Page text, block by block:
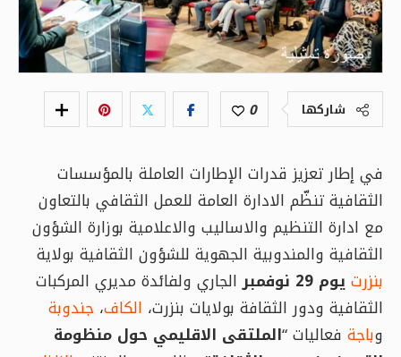
شاركها 0
في إطار تعزيز قدرات الإطارات العاملة بالمؤسسات
الثقافية تنظّم الادارة العامة للعمل الثقافي بالتعاون
مع ادارة التنظيم والاساليب والاعلامية بوزارة الشؤون
الثقافية والمندوبية الجهوية للشؤون الثقافية بولاية
بنزرتيوم 29 نوفمبر
الجاري ولفائدة مديري المركبات
الثقافية ودور الثقافة بولايات بنزرت، الكاف، جندوبة
وباجة فعاليات “الملتقى الاقليمي حول منظومة